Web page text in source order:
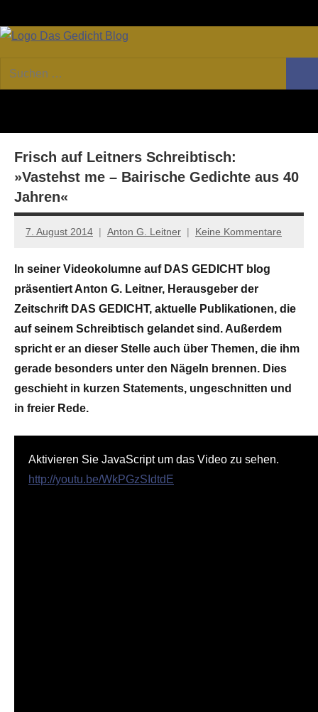
Inhalt
GEDICHT
Forum
von
Lyrik,
Essay
Suchen
nach:
Frisch auf Leitners Schreibtisch:
»Vastehst me – Bairische Gedichte aus 40
Jahren«
7. August 2014 Anton G. Leitner Keine Kommentare
In seiner Videokolumne auf DAS GEDICHT blog
präsentiert Anton G. Leitner, Herausgeber der
Zeitschrift DAS GEDICHT, aktuelle Publikationen, die
auf seinem Schreibtisch gelandet sind. Außerdem
spricht er an dieser Stelle auch über Themen, die ihm
gerade besonders unter den Nägeln brennen. Dies
geschieht in kurzen Statements, ungeschnitten und
in freier Rede.
Aktivieren Sie JavaScript um das Video zu sehen.
http://youtu.be/WkPGzSIdtdE